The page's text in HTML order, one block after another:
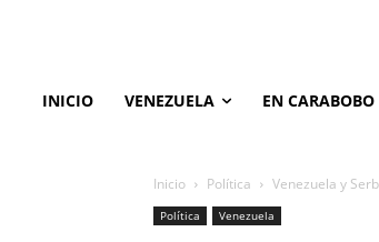
INICIO VENEZUELA EN CARABOBO
Inicio Política Venezuela y
Política Venezuela